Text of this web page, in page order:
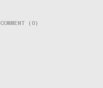
COMMENT (0)